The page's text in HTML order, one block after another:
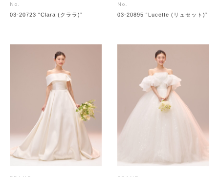
No.
03-20723 “Clara (クララ)”
No.
03-20895 “Lucette (リュセット)”